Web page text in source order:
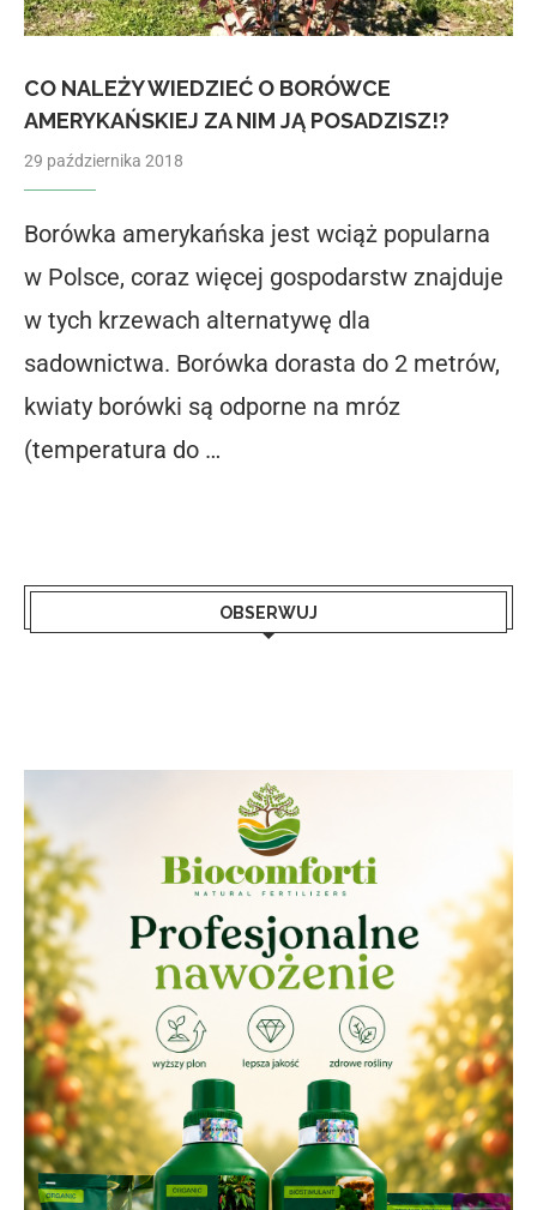
CO NALEŻY WIEDZIEĆ O BORÓWCE
AMERYKAŃSKIEJ ZA NIM JĄ POSADZISZ!?
29 października 2018
Borówka amerykańska jest wciąż popularna
w Polsce, coraz więcej gospodarstw znajduje
w tych krzewach alternatywę dla
sadownictwa. Borówka dorasta do 2 metrów,
kwiaty borówki są odporne na mróz
(temperatura do …
OBSERWUJ